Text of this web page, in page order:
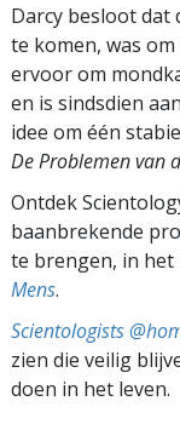
Darcy besloot dat
te komen, was
ervoor om
en is sindsdien
idee om één
De Problemen van
Ontdek
baanbrekende
te brengen, in het
Mens.
Scientologists
zien die veilig
doen in het leven.